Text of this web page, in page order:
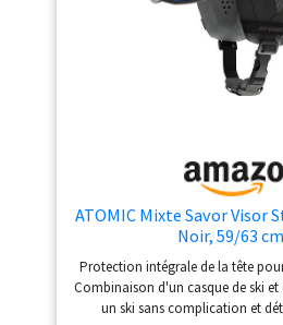
ATOMIC Mixte Savor Visor
Noir, 59/63
Protection intégrale de la tête
Combinaison d'un casque de ski
un ski sans complication et